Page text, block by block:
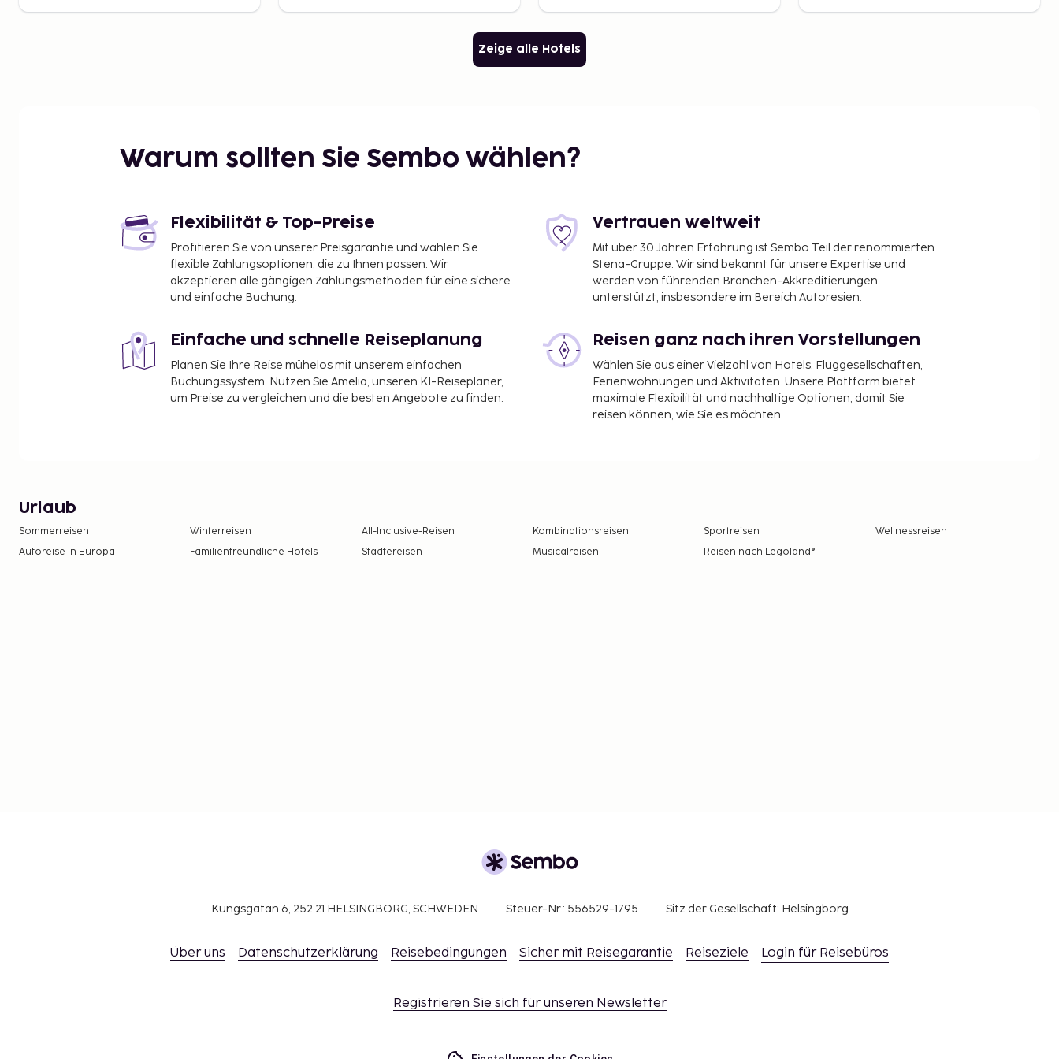
Zeige alle Hotels
Warum sollten Sie Sembo wählen?
Flexibilität & Top-Preise
Profitieren Sie von unserer Preisgarantie und wählen Sie
flexible Zahlungsoptionen, die zu Ihnen passen. Wir
akzeptieren alle gängigen Zahlungsmethoden für eine sichere
und einfache Buchung.
Vertrauen weltweit
Mit über 30 Jahren Erfahrung ist Sembo Teil der renommierten
Stena-Gruppe. Wir sind bekannt für unsere Expertise und
werden von führenden Branchen-Akkreditierungen
unterstützt, insbesondere im Bereich Autoresien.
Einfache und schnelle Reiseplanung
Planen Sie Ihre Reise mühelos mit unserem einfachen
Buchungssystem. Nutzen Sie Amelia, unseren KI-Reiseplaner,
um Preise zu vergleichen und die besten Angebote zu finden.
Reisen ganz nach ihren Vorstellungen
Wählen Sie aus einer Vielzahl von Hotels, Fluggesellschaften,
Ferienwohnungen und Aktivitäten. Unsere Plattform bietet
maximale Flexibilität und nachhaltige Optionen, damit Sie
reisen können, wie Sie es möchten.
Urlaub
Sommerreisen Winterreisen All-Inclusive-Reisen Kombinationsreisen Sportreisen
Wellnessreisen
Autoreise in Europa
Familienfreundliche Hotels Städtereisen Musicalreisen Reisen nach Legoland®
Kungsgatan 6, 252 21 HELSINGBORG, SCHWEDEN Steuer-Nr.: 556529-1795 Sitz der Gesellschaft: Helsingborg
Über uns Datenschutzerklärung Reisebedingungen Sicher mit Reisegarantie Reiseziele Login für Reisebüros
Registrieren Sie sich für unseren Newsletter